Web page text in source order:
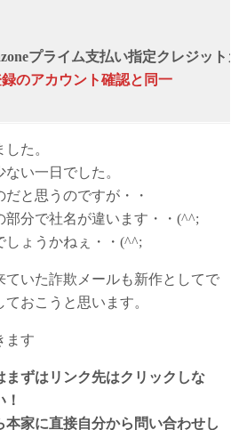
プライム支払い指定クレジット
のアカウント確認と同一
た。
い一日でした。
と思うのですが・・
分で社名が違います・・(^^;
しょうかねぇ・・(^^;
ていた詐欺メールも新作としてで
おこうと思います。
ます
まずはリンク先はクリックしな
本家に直接自分から問い合わせし